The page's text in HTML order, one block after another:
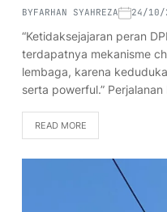
BYFARHAN SYAHREZA 24/10/
“Ketidaksejajaran peran
terdapatnya mekanisme
lembaga, karena
serta powerful.”
READ MORE